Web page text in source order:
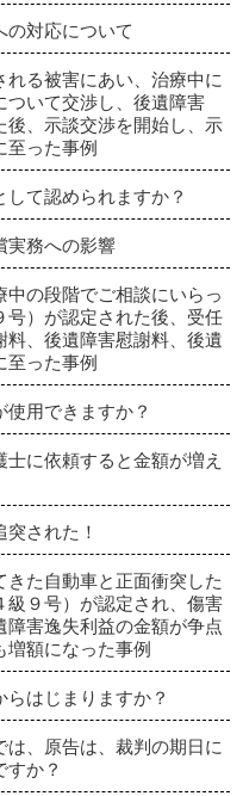
の対応について
る被害にあい、治療中に
ついて交渉し、後遺障害
後、示談交渉を開始し、示
至った事例
て認められますか？
実務への影響
の段階でご相談にいらっ
号）が認定された後、受任
料、後遺障害慰謝料、後遺
至った事例
用できますか？
に依頼すると金額が増え
された！
た自動車と正面衝突した
級９号）が認定され、傷害
害逸失利益の金額が争点
増額になった事例
はじまりますか？
、原告は、裁判の期日に
すか？